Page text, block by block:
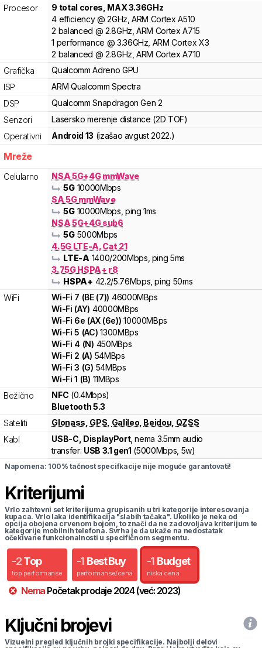
Procesor
9 total cores , MAX3.36GHz
4 efficiency @ 2GHz,ARM Cortex A510
2 balanced @ 2.8GHz,ARM Cortex A715
1 performance @ 3.36GHz, ARM Cortex X3
2 balanced @ 2.8GHz,ARM Cortex A710
Grafička
Qualcomm Adreno GPU
ISP
ARM Qualcomm Spectra
DSP
Qualcomm Snapdragon Gen 2
Senzori
Lasersko merenje distance (2D TOF)
Operativni
Android 13 (izašao avgust 2022.)
Mreže
Celularno
NSA 5G+4G mmWave
5G 10000Mbps
SA 5G mmWave
5G 10000Mbps , ping 1ms
NSA 5G+4G sub6
5G 5000Mbps
4.5G LTE-A, Cat 21
LTE-A 1400/200Mbps , ping 5ms
3.75G HSPA+ r8
HSPA+ 42.2/5.76Mbps , ping 50ms
WiFi
Wi-Fi 7 (BE (7)) 46000MBps
Wi-Fi (AY) 40000MBps
Wi-Fi 6e (AX (6e)) 10000MBps
Wi-Fi5 (AC) 1300MBps
Wi-Fi 4 (N) 450MBps
Wi-Fi 2 (A) 54MBps
Wi-Fi3 (G) 54MBps
Wi-Fi1 (B) 11MBps
Bežično
NFC (0.4Mbps)
Bluetooth 5.3
Sateliti
Glonass GPS Galileo Beidou QZSS
Kabl
USB-C, DisplayPort, nema 3.5mm audio
transfer: USB 3.1 gen1 (5000Mbps, 5w)
Napomena: 100% tačnost specifkacije nije moguće garantovati!
Kriterijumi
Vrlo zahtevni set kriterijuma grupisanih u tri kategorije interesovanja
kupaca. Vrlo laka identifikacija "slabih tačaka". Ukoliko je neka od
opcija obojena crvenom bojom, to znači da ne zadovoljava kriterijum te
kategorije mobilnih telefona. Svrha je da ukaže na nedostatak
očekivane funkcionalnosti u specifičnom segmentu.
-2 Top
top performanse
-1 Best Buy
performanse/cena
-1 Budget
niska cena
Nema Početak prodaje 2024(već: 2023)
Ključni brojevi
Vizuelni pregled ključnih brojki specifikacije. Najbolji delovi